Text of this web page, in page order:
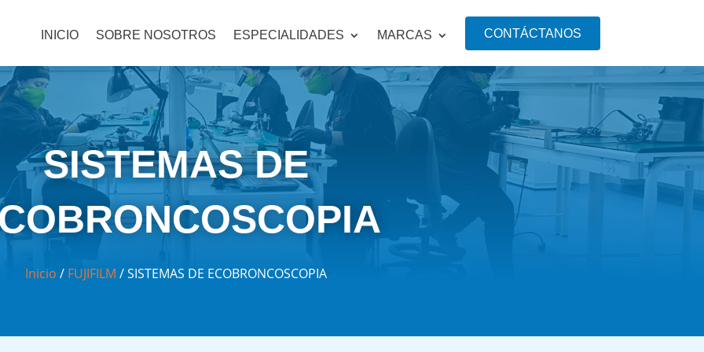
INICIO SOBRE NOSOTROS ESPECIALIDADES MARCAS CONTÁCTANOS
SISTEMAS DE
Inicio / FUJIFILM / SISTEMAS DE ECOBRONCOSCOPIA